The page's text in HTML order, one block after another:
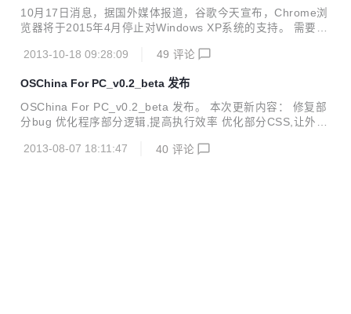
nwood），他曾经参与设计了香港的汇率制度。格林伍德打了
一个比方：在淘金热中，镐和铁锹供应商会赚钱。“在外围投
投资的细节发表评论。 BitPay公司的一位发言人称：“有包括
10月17日消息，据国外媒体报道，谷歌今天宣布，Chrome浏
览器将于2015年4月停止对Windows XP系统的支持。 需要指
作系统上运行的Chrome浏览器提供任何更新和安全补丁方面
微软此前宣布，公司将于2014年4月8日停止对Windows XP支
持。谷歌选择让Chrome支持Windows XP更久一些，应该是
基于有很多用户在使用Windows XP的考虑。
2013-10-18 09:28:09 49 评论
OSChina For PC_v0.2_beta 发布
OSChina For PC_v0.2_beta 发布。 本次更新内容： 修复部
分bug 优化程序部分逻辑,提高执行效率 优化部分CSS,让外观
言、评论什么的,你都能第一时间掌握。 新增新闻资讯功能,包
2013-08-07 18:11:47 40 评论